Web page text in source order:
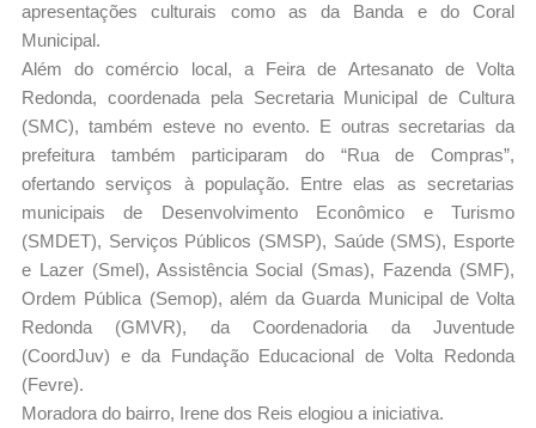
apresentações culturais como as da Banda e do Coral
Municipal.
Além do comércio local, a Feira de Artesanato de Volta
Redonda, coordenada pela Secretaria Municipal de Cultura
(SMC), também esteve no evento. E outras secretarias da
prefeitura também participaram do “Rua de Compras”,
ofertando serviços à população. Entre elas as secretarias
municipais de Desenvolvimento Econômico e Turismo
(SMDET), Serviços Públicos (SMSP), Saúde (SMS), Esporte
e Lazer (Smel), Assistência Social (Smas), Fazenda (SMF),
Ordem Pública (Semop), além da Guarda Municipal de Volta
Redonda (GMVR), da Coordenadoria da Juventude
(CoordJuv) e da Fundação Educacional de Volta Redonda
(Fevre).
Moradora do bairro, Irene dos Reis elogiou a iniciativa.